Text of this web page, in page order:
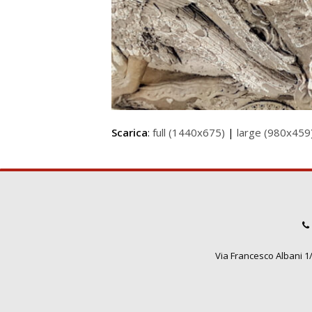
Scarica: full (1440x675) | large
Via Francesco Albani 1/